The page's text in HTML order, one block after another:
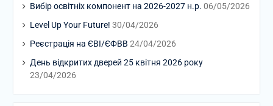
Вибір освітніх компонент на 2026-2027 н.р. 06/05/2026
Level Up Your Future! 30/04/2026
Реєстрація на ЄВІ/ЄФВВ 24/04/2026
День відкритих дверей 25 квітня 2026 року
23/04/2026